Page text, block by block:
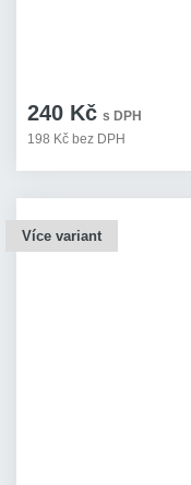
240 Kč s DPH
198 Kč bez DPH
Více variant